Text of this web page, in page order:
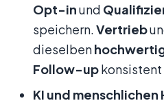
Opt-inund
speichern.Vertrieb
dieselben
Follow-up
KI und menschlichen